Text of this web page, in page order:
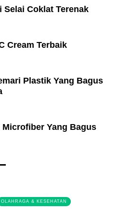
Selai Coklat Terenak
Cream Terbaik
Plastik Yang Bagus
Microfiber Yang Bagus
OLAHRAGA & KESEHATAN